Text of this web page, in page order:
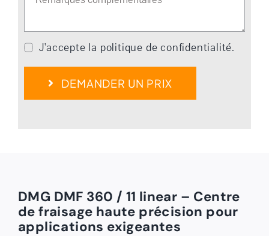
J'accepte la politique de confidentialité.
DEMANDER UN PRIX
DMG DMF 360 / 11 linear – Centre
de fraisage haute précision pour
applications exigeantes